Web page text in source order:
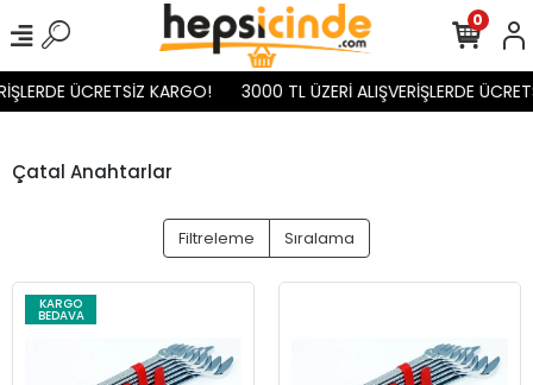
ÜCRETSİZ KARGO! 3000 TL ÜZERİ ALIŞVERİŞLERDE
0
Çatal Anahtarlar
Filtreleme Sıralama
KARGO
BEDAVA